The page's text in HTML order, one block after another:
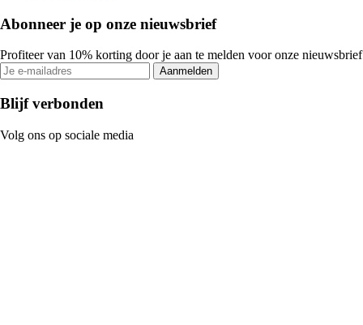
Abonneer je op onze nieuwsbrief
Profiteer van 10% korting door je aan te melden voor onze nieuwsbrief
Aanmelden
Blijf verbonden
Volg ons op sociale media